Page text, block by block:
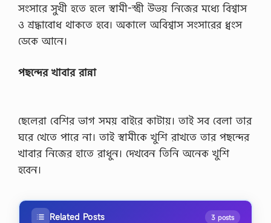
সংসারে সুখী হতে হলে স্বামী-স্ত্রী উভয় নিজের মধ্যে বিশ্বাস
ও শ্রদ্ধাবোধ থাকতে হবে। অকালে অবিশ্বাস সংসারের ধ্বংস
ডেকে আনে।
পছন্দের খাবার রান্না
ছেলেরা বেশির ভাগ সময় বাইরে কাটায়। তাই সব বেলা তার
ঘরে খেতে পারে না। তাই স্বামীকে খুশি রাখতে তার পছন্দের
খাবার নিজের হাতে রাধুন। দেখবেন তিনি অনেক খুশি
হবেন।
Related Posts 3 posts